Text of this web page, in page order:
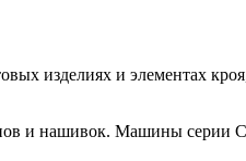
изделиях и элементах
и нашивок. Машины серии